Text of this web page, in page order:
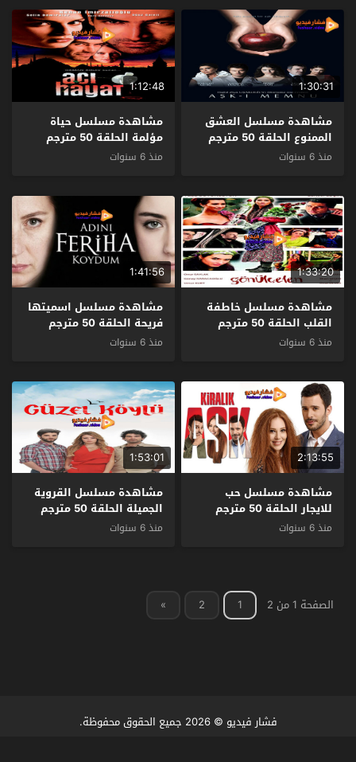
1:30:31
مشاهدة مسلسل العشق
الممنوع الحلقة 50 مترجم
منذ 6 سنوات
1:12:48
مشاهدة مسلسل حياة
مؤلمة الحلقة 50 مترجم
منذ 6 سنوات
1:33:20
مشاهدة مسلسل خاطفة
القلب الحلقة 50 مترجم
منذ 6 سنوات
1:41:56
مشاهدة مسلسل اسميتها
فريحة الحلقة 50 مترجم
منذ 6 سنوات
2:13:55
مشاهدة مسلسل حب
للايجار الحلقة 50 مترجم
منذ 6 سنوات
1:53:01
مشاهدة مسلسل القروية
الجميلة الحلقة 50 مترجم
منذ 6 سنوات
الصفحة 1 من 2 1
2
»
فشار فيديو © 2026 جميع الحقوق محفوظة.